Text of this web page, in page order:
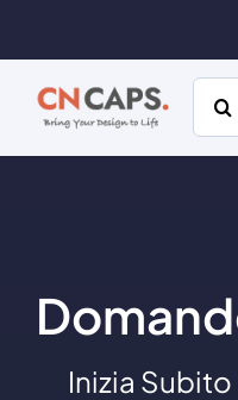
contenuto
Catalogare
Inizia Subito